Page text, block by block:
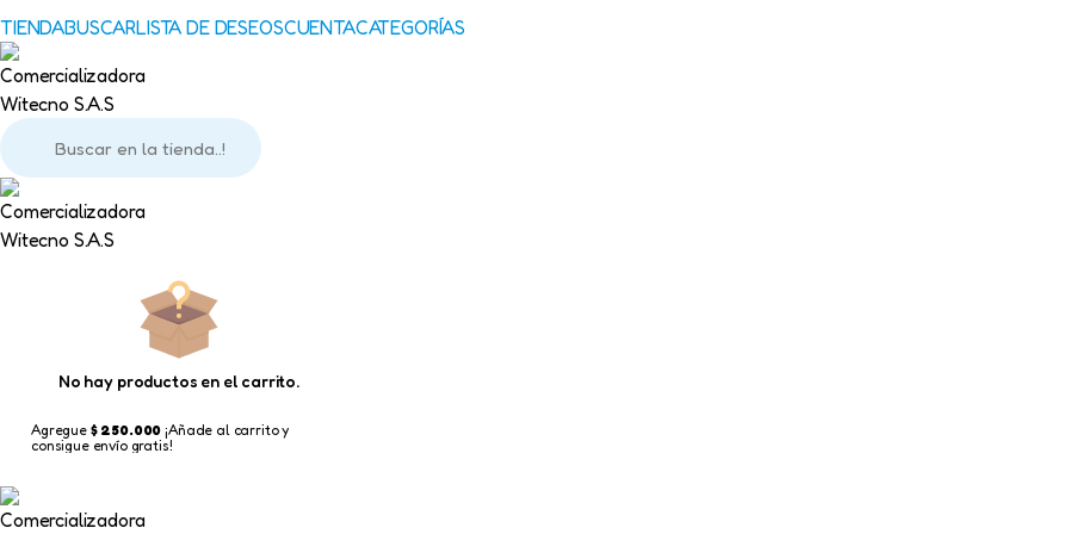
TIENDABUSCARLISTA DE DESEOSCUENTACATEGORÍAS
No hay productos en el carrito.
Agregue $ 250.000 ¡Añade al carrito y
consigue envío gratis!